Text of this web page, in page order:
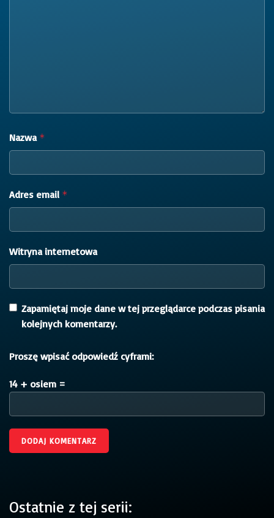
Nazwa *
Adres email *
Witryna internetowa
Zapamiętaj moje dane w tej przeglądarce podczas pisania
kolejnych komentarzy.
Proszę wpisać odpowiedź cyframi:
14 + osiem =
Ostatnie z tej serii: